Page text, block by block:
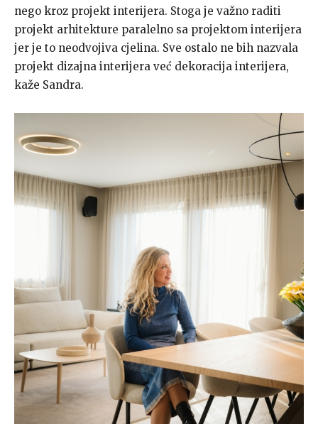
nego kroz projekt interijera. Stoga je važno raditi
projekt arhitekture paralelno sa projektom interijera
jer je to neodvojiva cjelina. Sve ostalo ne bih nazvala
projekt dizajna interijera već dekoracija interijera,
kaže Sandra.